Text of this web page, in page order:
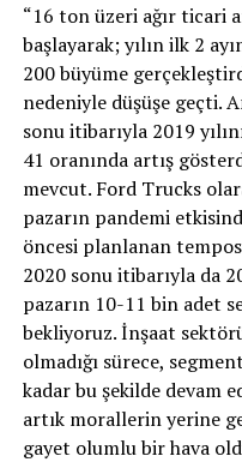
“16 ton üzeri ağır ticari
başlayarak; yılın ilk 2
200 büyüme
nedeniyle düşüşe geçti.
sonu itibarıyla 2019
41 oranında artış
mevcut. Ford Trucks
pazarın pandemi
öncesi planlanan
2020 sonu itibarıyla da
pazarın 10-11 bin adet
bekliyoruz. İnşaat
olmadığı sürece,
kadar bu şekilde devam
artık morallerin yerine
gayet olumlu bir hava